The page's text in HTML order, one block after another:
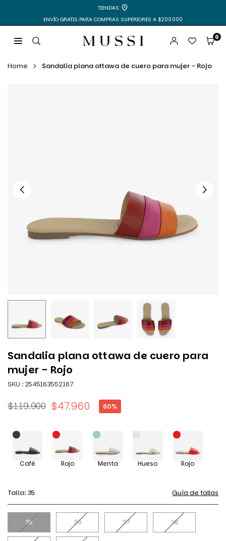
al
contenido
TIENDAS
ENVÍO GRATIS PARA COMPRAS SUPERIORES A $200.000
MUSSI
|
ZAPATOS
0
Home Sandalia plana ottawa de cuero para mujer - Rojo
Sandalia plana ottawa de cuero para
mujer - Rojo
SKU : 2545163552167
Precio
$119.900 $47.960 60%
Café Rojo Menta Hueso Rojo
Talla: 35 Guía de tallas
35 36 37 38